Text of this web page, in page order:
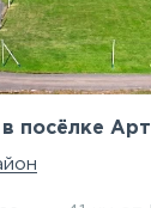
в посёлке